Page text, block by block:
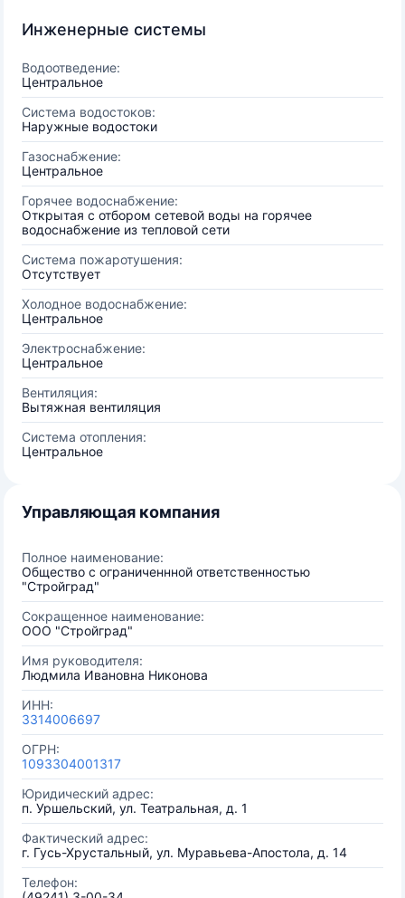
Инженерные системы
Водоотведение:
Центральное
Система водостоков:
Наружные водостоки
Газоснабжение:
Центральное
Горячее водоснабжение:
Открытая с отбором сетевой воды на горячее
водоснабжение из тепловой сети
Система пожаротушения:
Отсутствует
Холодное водоснабжение:
Центральное
Электроснабжение:
Центральное
Вентиляция:
Вытяжная вентиляция
Система отопления:
Центральное
Управляющая компания
Полное наименование:
Общество с ограниченнной ответственностью
"Стройград"
Сокращенное наименование:
ООО "Стройград"
Имя руководителя:
Людмила Ивановна Никонова
ИНН:
3314006697
ОГРН:
1093304001317
Юридический адрес:
п. Уршельский, ул. Театральная, д. 1
Фактический адрес:
г. Гусь-Хрустальный, ул. Муравьева-Апостола, д. 14
Телефон: